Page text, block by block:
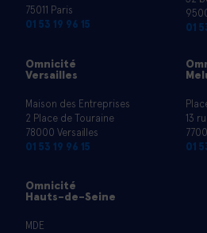
75011 Paris
01 53 19 96 15 01
Omnicité
Versailles
Maison des Entreprises
2 Place de Touraine
78000 Versailles
01 53 19 96 15
13
01
Omnicité
Hauts-de-Seine
MDE